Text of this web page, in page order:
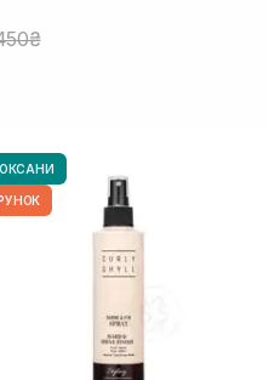
ОКСАНИ